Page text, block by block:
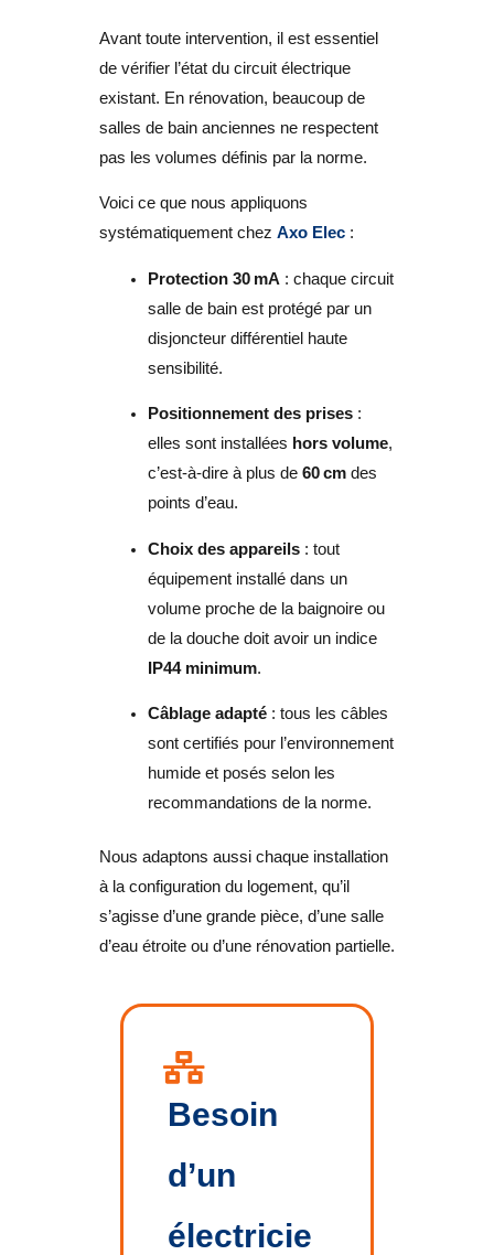
Avant toute intervention, il est essentiel
de vérifier l’état du circuit électrique
existant. En rénovation, beaucoup de
salles de bain anciennes ne respectent
pas les volumes définis par la norme.
Voici ce que nous appliquons
systématiquement chez Axo Elec :
Protection 30 mA : chaque circuit
salle de bain est protégé par un
disjoncteur différentiel haute
sensibilité.
Positionnement des prises:
elles sont installées hors volume,
c’est-à-dire à plus de 60 cmdes
points d’eau.
Choix des appareils: tout
équipement installé dans un
volume proche de la baignoire ou
de la douche doit avoir un indice
IP44 minimum.
Câblage adapté: tous les câbles
sont certifiés pour l’environnement
humide et posés selon les
recommandations de la norme.
Nous adaptons aussi chaque installation
à la configuration du logement, qu’il
s’agisse d’une grande pièce, d’une salle
d’eau étroite ou d’une rénovation partielle.
Besoin
d’un
électricie